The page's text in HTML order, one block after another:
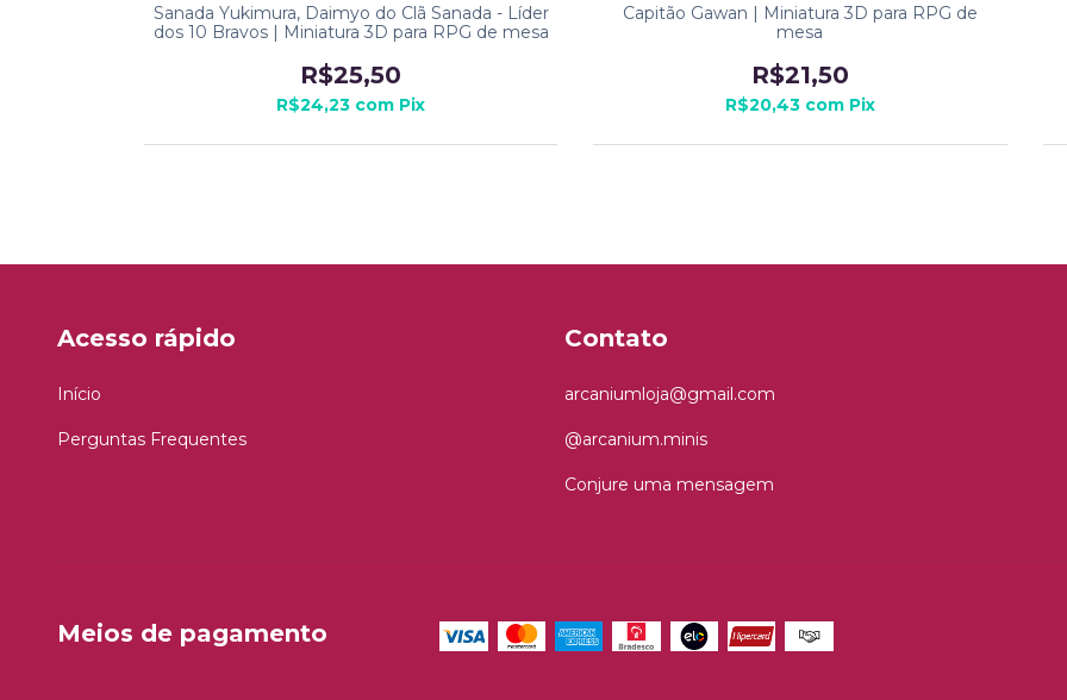
Sanada Yukimura, Daimyo do Clã Sanada - Líder
dos 10 Bravos | Miniatura 3D para RPG de mesa
R$25,50
R$24,23 com Pix
Capitão Gawan | Miniatura 3D para RPG de
mesa
R$21,50
R$20,43 com Pix
Acesso rápido
Início
Perguntas Frequentes
Contato
arcaniumloja@gmail.com
@arcanium.minis
Conjure uma mensagem
Meios de pagamento